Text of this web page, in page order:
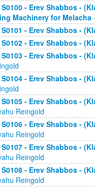
S0100 - Erev Shabbos -
Machinery for Melacha
S0101 - Erev Shabbos -
S0102 - Erev Shabbos -
S0103 - Erev Shabbos -
S0104 - Erev Shabbos -
S0105 - Erev Shabbos -
Reingold
S0106 - Erev Shabbos -
Reingold
S0107 - Erev Shabbos -
Reingold
S0108 - Erev Shabbos -
Reingold